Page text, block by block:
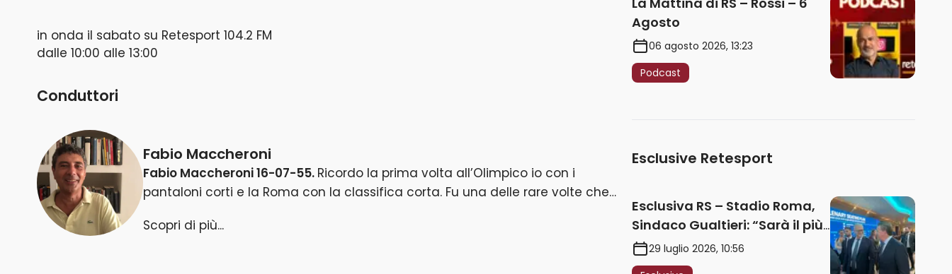
in onda il sabato su Retesport 104.2 FM
dalle 10:00 alle 13:00
Conduttori
Fabio Maccheroni
Fabio Maccheroni 16-07-55. Ricordo la prima volta all’Olimpico io con i
pantaloni corti e la Roma con la classifica corta. Fu una delle rare volte che
quasi come chi scendeva in campo. Fino a 18-20 anni fu così, poi il lavoro. Da
Scopri di più...
Agosto
06 agosto 2026, 13:23
Podcast
Esclusive Retesport
Esclusiva RS – Stadio Roma,
Sindaco Gualtieri: “Sarà il più
iconico del mondo. Assoluta
unità politica. Prima pietra nel
29 luglio 2026, 10:56